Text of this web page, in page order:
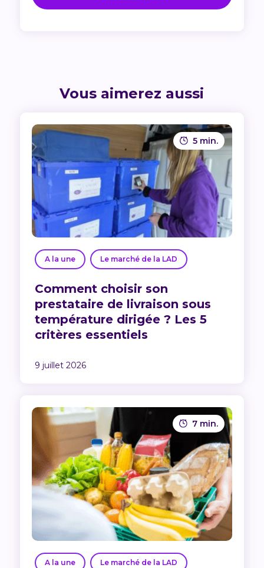
Vous aimerez aussi
5 min.
A la une Le marché de la LAD
Comment choisir son
prestataire de livraison sous
température dirigée ? Les 5
critères essentiels
9 juillet 2026
7 min.
A la une Le marché de la LAD